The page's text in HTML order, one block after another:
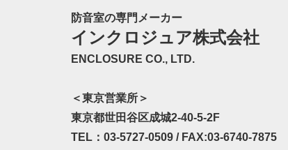
防音室の専門メーカー
インクロジュア株式会社
ENCLOSURE CO., LTD.
＜東京営業所＞
東京都世田谷区成城2-40-5-2F
TEL：03-5727-0509 / FAX:03-6740-7875